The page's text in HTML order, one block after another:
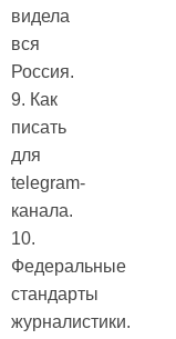
видела
вся
Россия.
9. Как
писать
для
telegram-
канала.
10.
Федеральные
стандарты
журналистики.